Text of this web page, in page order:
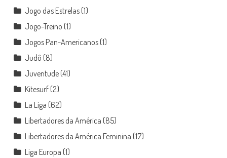
Jogo das Estrelas(1)
Jogo-Treino (1)
Jogos Pan-Americanos(1)
Judô (8)
Juventude(41)
Kitesurf(2)
La Liga (62)
Libertadores da América (85)
Libertadores da América Feminina (17)
Liga Europa (1)